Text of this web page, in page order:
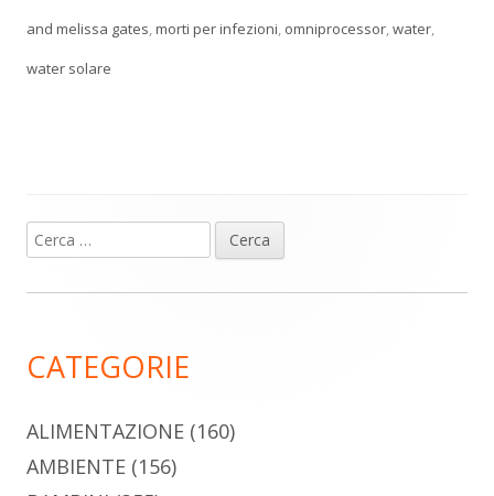
and melissa gates,morti per infezioni, omniprocessor,water,
water solare
Barra
laterale
Ricerca
per:
CATEGORIE
ALIMENTAZIONE (160)
AMBIENTE (156)